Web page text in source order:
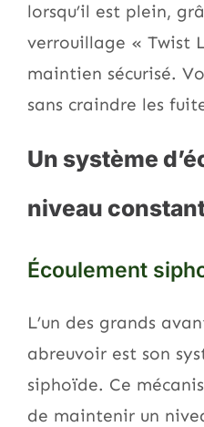
lorsqu’il est plein,
verrouillage « Twist
maintien sécurisé.
sans craindre les
Un système
niveau
Écoulement
L’un des grands
abreuvoir est son
siphoïde. Ce
de maintenir un